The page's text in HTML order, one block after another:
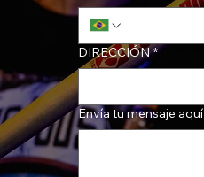
DIRECCIÓN *
Envía tu mensaje aquí